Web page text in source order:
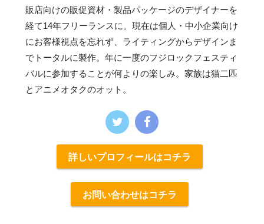
販店向けの販促資材・製品パッケージのデザイナーを
経て14年フリーランスに。現在は個人・中小企業向け
にお客様視点を忘れず、ライティングからデザインま
でトータルに製作。年に一度のフジロックフェスティ
バルに参加することが何よりの楽しみ。家族は猫二匹
とアニメオタクのオット。
詳しいプロフィールはコチラ
お問い合わせはコチラ